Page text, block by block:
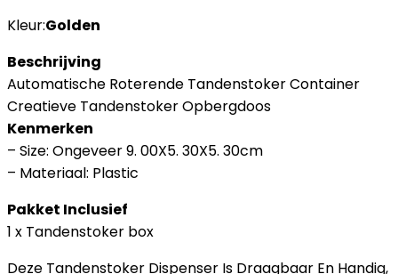
Kleur:Golden
Beschrijving
Automatische Roterende Tandenstoker Container
Creatieve Tandenstoker Opbergdoos
Kenmerken
– Size: Ongeveer 9. 00X5. 30X5. 30cm
– Materiaal: Plastic
Pakket Inclusief
1 x Tandenstoker box
Deze Tandenstoker Dispenser Is Draagbaar En Handig,